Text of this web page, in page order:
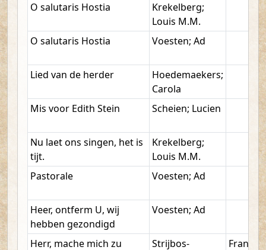
O salutaris Hostia
Krekelberg;
Louis M.M.
O salutaris Hostia
Voesten; Ad
Lied van de herder
Hoedemaekers;
Carola
Mis voor Edith Stein
Scheien; Lucien
Nu laet ons singen, het is
tijt.
Krekelberg;
Louis M.M.
Pastorale
Voesten; Ad
Heer, ontferm U, wij
hebben gezondigd
Voesten; Ad
Herr, mache mich zu
Strijbos-
Franz